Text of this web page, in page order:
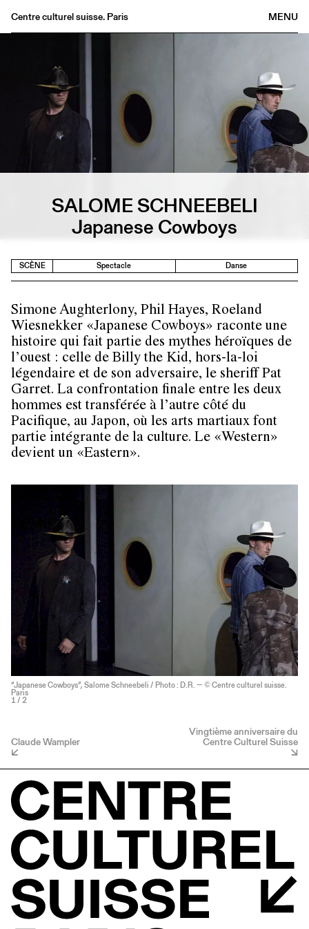
MENU
Centre culturel suisse. Paris
Buvette
Archives
Médiathèque
Informations
SALOME SCHNEEBELI
Japanese Cowboys
SCÈNE Spectacle Danse
Simone Aughterlony, Phil Hayes, Roeland
Wiesnekker «Japanese Cowboys» raconte une
histoire qui fait partie des mythes héroïques de
l’ouest : celle de Billy the Kid, hors-la-loi
légendaire et de son adversaire, le sheriff Pat
Garret. La confrontation finale entre les deux
hommes est transférée à l’autre côté du
Pacifique, au Japon, où les arts martiaux font
partie intégrante de la culture. Le «Western»
devient un «Eastern».
“Japanese Cowboys”, Salome Schneebeli / Photo : D.R. — © Centre culturel suisse.
Paris
1 / 2
Claude Wampler
Vingtième anniversaire du
Centre Culturel Suisse